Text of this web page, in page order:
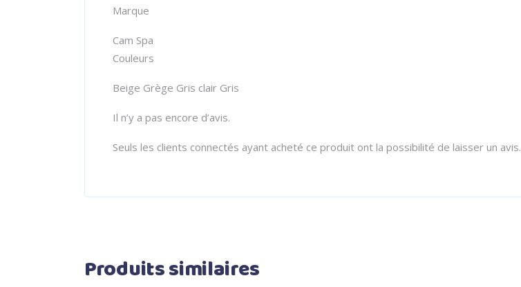
Marque
Cam Spa
Couleurs
Beige Grège Gris clair Gris
Il n’y a pas encore d’avis.
Seuls les clients connectés ayant acheté ce produit ont la possibilité de laisser un avis.
Produits similaires